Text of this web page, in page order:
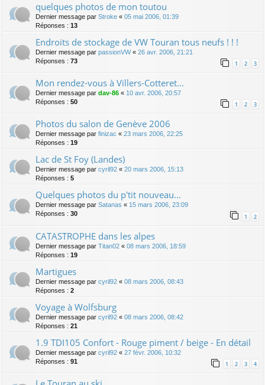
quelques photos de mon toutou
Dernier message par Stroke « 05 mai 2006, 01:39
Réponses : 13
Endroits de stockage de VW Touran tous neufs ! ! !
Dernier message par passionVW« 26 avr. 2006, 21:21
Réponses : 73 1 2 3
Mon rendez-vous à Villers-Cotteret...
Dernier message par dav-86 « 10 avr. 2006, 20:57
Réponses : 50 1 2 3
Photos du salon de Genève 2006
Dernier message par finizac « 23 mars 2006, 22:25
Réponses : 19
Lac de St Foy (Landes)
Dernier message par cyril92 « 20 mars 2006, 15:13
Réponses : 5
Quelques photos du p'tit nouveau...
Dernier message par Satanas « 15 mars 2006, 23:09
Réponses : 30 1 2
CATASTROPHE dans les alpes
Dernier message par Titan02 « 08 mars 2006, 18:59
Réponses : 19
Martigues
Dernier message par cyril92 « 08 mars 2006, 08:43
Réponses : 2
Voyage à Wolfsburg
Dernier message par cyril92 « 08 mars 2006, 08:42
Réponses : 21
1.9 TDI105 Confort - Rouge piment / beige - En détail
Dernier message par cyril92 « 27 févr. 2006, 10:32
Réponses : 91 1 2 3 4